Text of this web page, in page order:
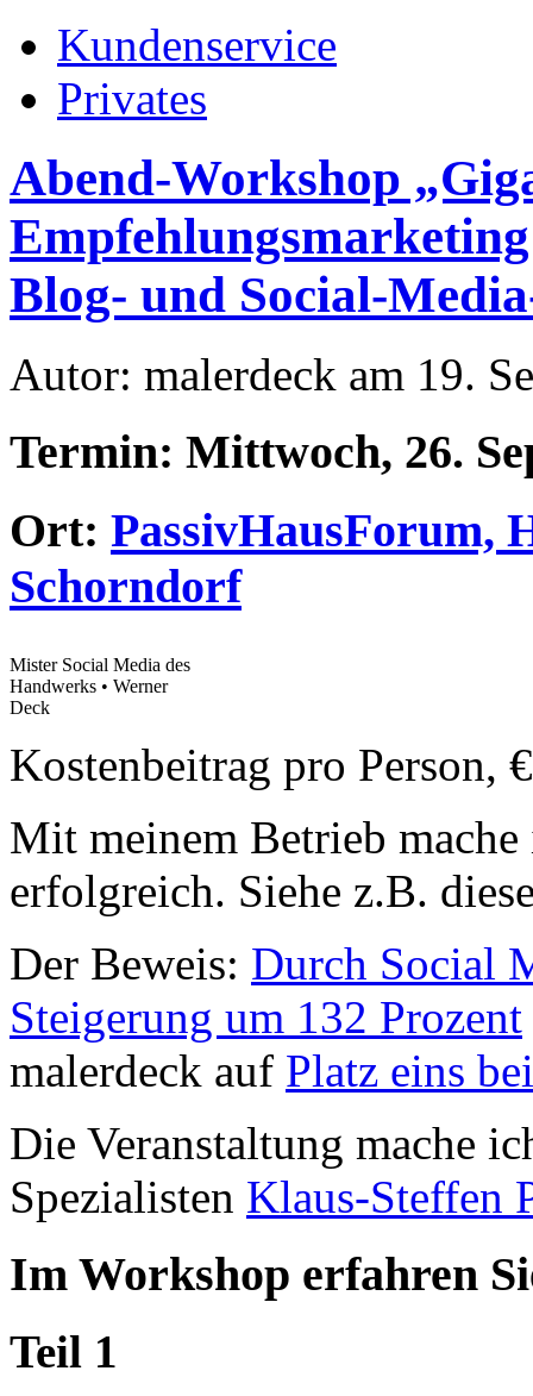
Kundenservice
Privates
Abend-Workshop
Blog- und Social-
Autor: malerdeck am 19.
Termin: Mittwoch, 26.
Ort: PassivHausForum,
Schorndorf
Mister Social Media des
Handwerks • Werner
Deck
Kostenbeitrag pro Person,
Mit meinem Betrieb mache
erfolgreich. Siehe z.B.
Der Beweis: Durch Social
Steigerung um 132 Prozent
malerdeck auf Platz eins
Die Veranstaltung mache
Spezialisten Klaus-Steffen
Im Workshop erfahren
Teil 1